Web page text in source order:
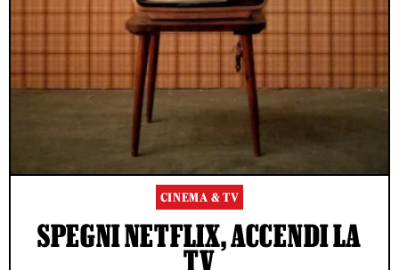
CINEMA & TV
SPEGNI NETFLIX, ACCENDI LA
TV